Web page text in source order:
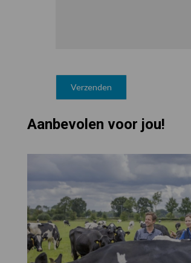
Aanbevolen voor jou!